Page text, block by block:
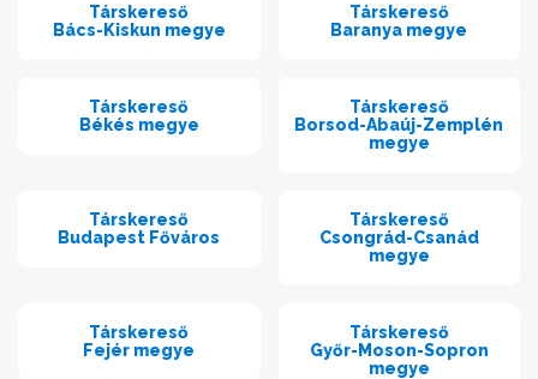
Társkereső
Bács-Kiskun megye
Társkereső
Baranya megye
Társkereső
Békés megye
Társkereső
Borsod-Abaúj-Zemplén
megye
Társkereső
Budapest Főváros
Társkereső
Csongrád-Csanád
megye
Társkereső
Fejér megye
Társkereső
Győr-Moson-Sopron
megye